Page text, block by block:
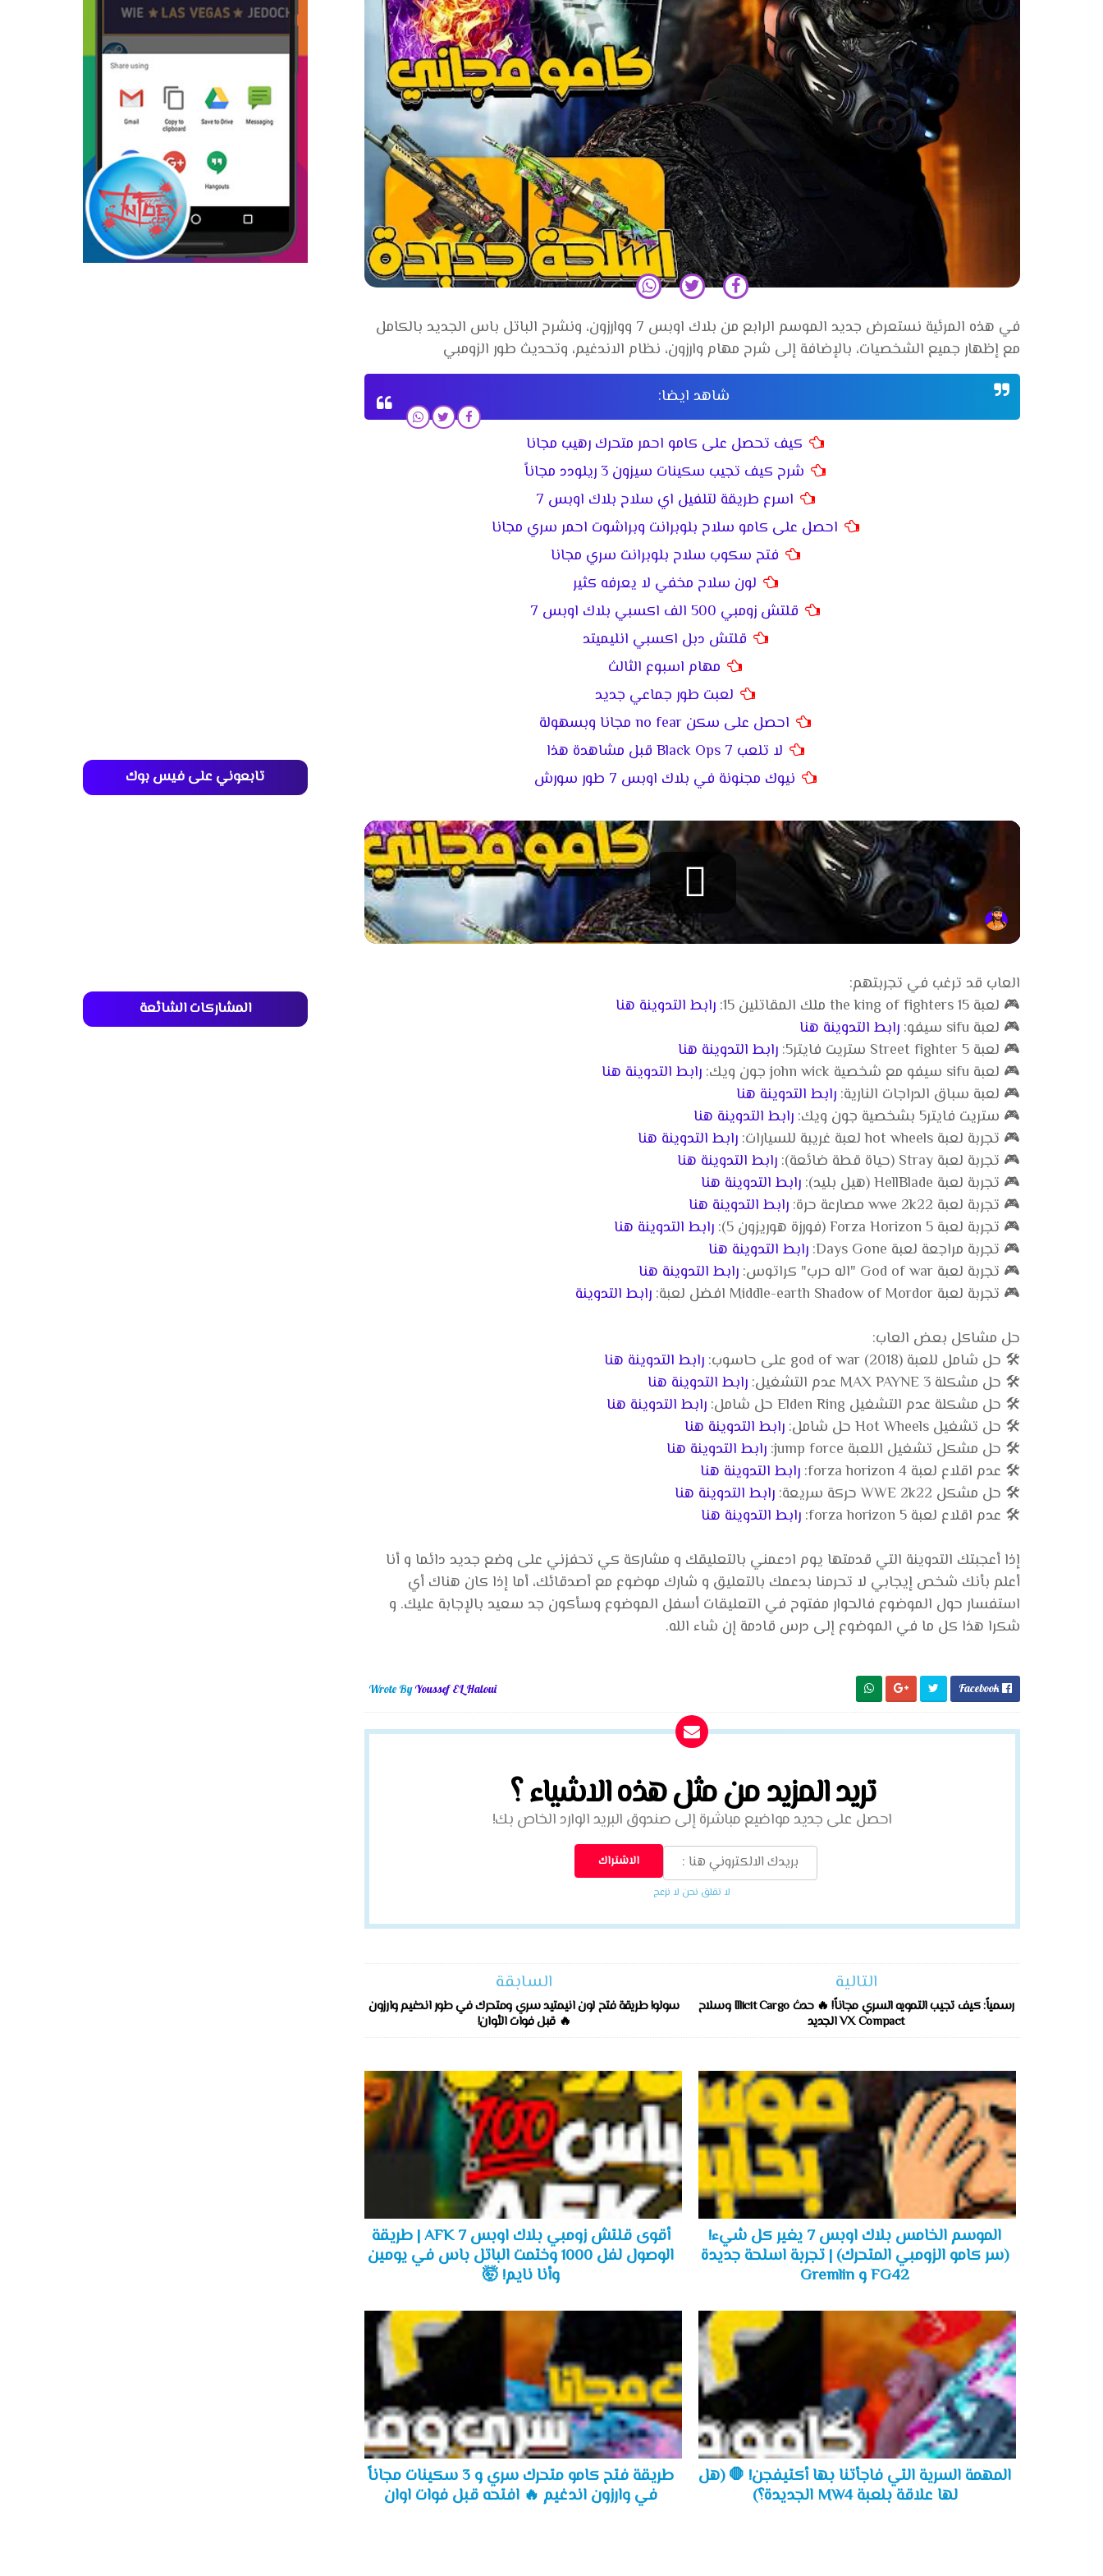
في هذه المرئية نستعرض جديد الموسم الرابع من بلاك اوبس 7 ووارزون، ونشرح الباتل باس الجديد بالكامل
مع إظهار جميع الشخصيات، بالإضافة إلى شرح مهام وارزون، نظام الاندغيم، وتحديث طور الزومبي
شاهد ايضا:
كيف تحصل على كامو احمر متحرك رهيب مجانا
شرح كيف تجيب سكينات سيزون 3 ريلودد مجاناً
اسرع طريقة لتلفيل اي سلاح بلاك اوبس 7
احصل على كامو سلاح بلوبرانت وبراشوت احمر سري مجانا
فتح سكوب سلاح بلوبرانت سري مجانا
لون سلاح مخفي لا يعرفه كثير
قلتش زومبي 500 الف اكسبي بلاك اوبس 7
قلتش دبل اكسبي انليميتد
مهام اسبوع الثالث
لعبت طور جماعي جديد
احصل على سكن no fear مجانا وبسهولة
لا تلعب Black Ops 7 قبل مشاهدة هذا
نيوك مجنونة في بلاك اوبس 7 طور سورش
العاب قد ترغب في تجربتهم:
🎮 لعبة the king of fighters 15 ملك المقاتلين 15:
رابط التدوينة هنا
🎮 لعبة sifu سيفو:
رابط التدوينة هنا
🎮 لعبة Street fighter 5 ستريت فايتر5:
رابط التدوينة هنا
🎮 لعبة sifu سيفو مع شخصية john wick جون ويك:
رابط التدوينة هنا
🎮 لعبة سباق الدراجات النارية: رابط التدوينة هنا
🎮 ستريت فايتر5 بشخصية جون ويك:
رابط التدوينة هنا
🎮 تجربة لعبة hot wheels لعبة غريبة للسيارات:
رابط التدوينة هنا
🎮 تجربة لعبة Stray (حياة قطة ضائعة):
رابط التدوينة هنا
🎮 تجربة لعبة HellBlade (هيل بليد):
رابط التدوينة هنا
🎮 تجربة لعبة wwe 2k22 مصارعة حرة:
رابط التدوينة هنا
🎮 تجربة لعبة Forza Horizon 5 (فورزة هوريزون 5):
رابط التدوينة هنا
🎮 تجربة مراجعة لعبة Days Gone:
رابط التدوينة هنا
🎮 تجربة لعبة God of war "اله حرب" كراتوس:
رابط التدوينة هنا
🎮 تجربة لعبة Middle-earth Shadow of Mordor افضل لعبة:
رابط التدوينة
حل مشاكل بعض العاب:
🛠️ حل شامل للعبة god of war (2018) على حاسوب:
رابط التدوينة هنا
🛠️ حل مشكلة MAX PAYNE 3 عدم التشغيل:
رابط التدوينة هنا
🛠️ حل مشكلة عدم التشغيل Elden Ring حل شامل:
رابط التدوينة هنا
🛠️ حل تشغيل Hot Wheels حل شامل:
رابط التدوينة هنا
🛠️ حل مشكل تشغيل اللعبة jump force:
رابط التدوينة هنا
🛠️ عدم اقلاع لعبة forza horizon 4:
رابط التدوينة هنا
🛠️ حل مشكل WWE 2k22 حركة سريعة:
رابط التدوينة هنا
🛠️ عدم اقلاع لعبة forza horizon 5:
رابط التدوينة هنا
إذا أعجبتك التدوينة التي قدمتها يوم ادعمني بالتعليقك و مشاركة كي تحفزني على وضع جديد دائما و أنا
أعلم بأنك شخص إيجابي لا تحرمنا بدعمك بالتعليق و شارك موضوع مع أصدقائك، أما إذا كان هناك أي
استفسار حول الموضوع فالحوار مفتوح في التعليقات أسفل الموضوع وسأكون جد سعيد بالإجابة عليك. و
شكرا هذا كل ما في الموضوع إلى درس قادمة إن شاء الله.
Facebook

Wrote ByYoussef EL Haloui
تريد المزيد من مثل هذه الاشياء ؟
احصل على جديد مواضيع مباشرة إلى صندوق البريد الوارد الخاص بك!
لا تقلق نحن لا نزعج
التالية
رسمياً: كيف تجيب التمويه السري مجاناً! 🔥 حدث Illicit Cargo وسلاح
VX Compact الجديد
السابقة
سولو! طريقة فتح لون انيمتيد سري ومتحرك في طور اندغيم وارزون
🔥 قبل فوات الأوان!
أقوى قلتش زومبي بلاك اوبس 7 AFK | طريقة
الوصول لفل 1000 وختمت الباتل باس في يومين
وأنا نايم! 🤯
الموسم الخامس بلاك اوبس 7 يغير كل شيء!
(سر كامو الزومبي المتحرك) | تجربة اسلحة جديدة
FG42 و Gremlin
طريقة فتح كامو متحرك سري و 3 سكينات مجاناً
في وارزون اندغيم 🔥 افتحه قبل فوات اوان
المهمة السرية التي فاجأتنا بها أكتيفجن! 🛑 (هل
لها علاقة بلعبة MW4 الجديدة؟)
تابعوني على فيس بوك
المشاركات الشائعة